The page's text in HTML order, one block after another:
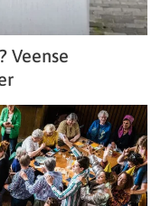
Veense